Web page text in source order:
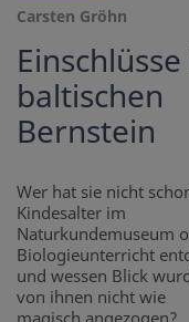
Carsten Gröhn
baltischen
Bernstein
Wer hat sie nicht
Kindesalter im
Naturkundemuseum
Biologieunterricht
und wessen Blick
von ihnen nicht wie